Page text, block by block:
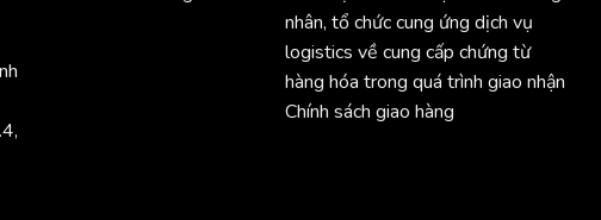
nhân, tổ chức cung ứng dịch vụ
logistics về cung cấp chứng từ
hàng hóa trong quá trình giao nhận
Chính sách giao hàng